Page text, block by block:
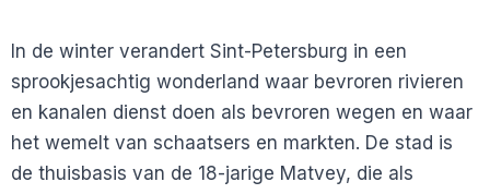
In de winter verandert Sint-Petersburg in een
sprookjesachtig wonderland waar bevroren rivieren
en kanalen dienst doen als bevroren wegen en waar
het wemelt van schaatsers en markten. De stad is
de thuisbasis van de 18-jarige Matvey, die als